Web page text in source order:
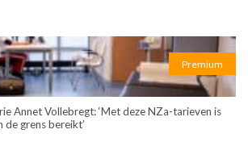
Premium
Annet Vollebregt: ‘Met deze NZa-tarieven is
de grens bereikt’